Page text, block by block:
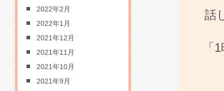
話
「
2022年2月
2022年1月
2021年12月
2021年11月
2021年10月
2021年9月